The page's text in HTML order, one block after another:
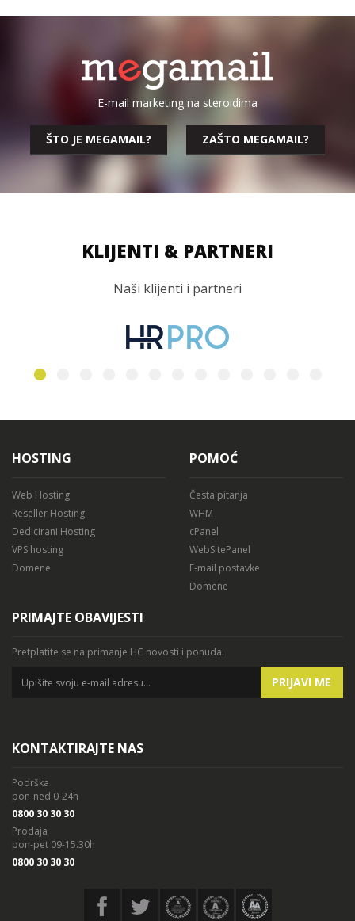
E-mail marketing na steroidima
ŠTO JE MEGAMAIL? ZAŠTO MEGAMAIL?
KLIJENTI & PARTNERI
Naši klijenti i partneri
HOSTING
Web Hosting
Reseller Hosting
Dedicirani Hosting
VPS hosting
Domene
POMOĆ
Česta pitanja
WHM
cPanel
WebSitePanel
E-mail postavke
Domene
PRIMAJTE OBAVIJESTI
Pretplatite se na primanje HC novosti i ponuda.
PRIJAVI ME
KONTAKTIRAJTE NAS
Podrška
pon-ned 0-24h
0800 30 30 30
Prodaja
pon-pet 09-15.30h
0800 30 30 30